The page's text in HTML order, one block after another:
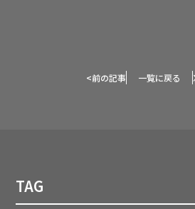
<前の記事 一覧に戻る
TAG